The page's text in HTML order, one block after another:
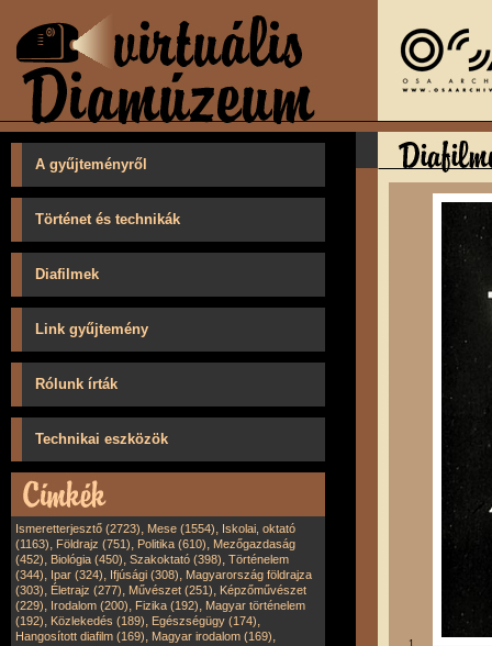
A gyűjteményről
Történet és technikák
Diafilmek
Link gyűjtemény
Rólunk írták
Technikai eszközök
Ismeretterjesztő (2723), Mese (1554), Iskolai, oktató
(1163), Földrajz (751), Politika (610), Mezőgazdaság
(452), Biológia (450), Szakoktató (398), Történelem
(344), Ipar (324), Ifjúsági (308), Magyarország földrajza
(303), Életrajz (277), Művészet (251), Képzőművészet
(229), Irodalom (200), Fizika (192), Magyar történelem
(192), Közlekedés (189), Egészségügy (174),
Hangosított diafilm (169), Magyar irodalom (169), 1